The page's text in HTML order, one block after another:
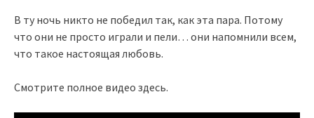
В ту ночь никто не победил так, как эта пара. Потому
что они не просто играли и пели… они напомнили всем,
что такое настоящая любовь.
Смотрите полное видео здесь.